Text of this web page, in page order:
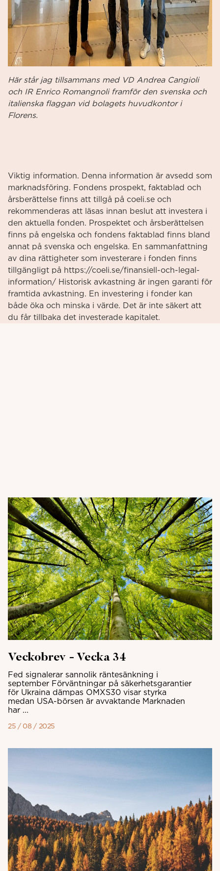
Här står jag tillsammans med VD Andrea Cangioli
och IR Enrico Romangnoli framför den svenska och
italienska flaggan vid bolagets huvudkontor i
Florens.
Viktig information. Denna information är avsedd som
marknadsföring. Fondens prospekt, faktablad och
årsberättelse finns att tillgå på coeli.se och
rekommenderas att läsas innan beslut att investera i
den aktuella fonden. Prospektet och årsberättelsen
finns på engelska och fondens faktablad finns bland
annat på svenska och engelska. En sammanfattning
av dina rättigheter som investerare i fonden finns
tillgängligt på https://coeli.se/finansiell-och-legal-
information/ Historisk avkastning är ingen garanti för
framtida avkastning. En investering i fonder kan
både öka och minska i värde. Det är inte säkert att
du får tillbaka det investerade kapitalet.
Veckobrev - Vecka 34
Fed signalerar sannolik räntesänkning i
september Förväntningar på säkerhetsgarantier
för Ukraina dämpas OMXS30 visar styrka
medan USA-börsen är avvaktande Marknaden
har ...
25 / 08 / 2025